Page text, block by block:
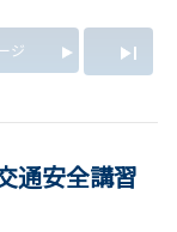
ジ
通安全講習